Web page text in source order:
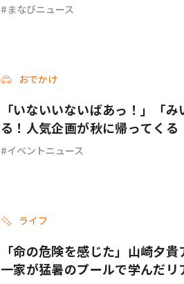
まなびニュース
おでかけ
「いないいないばあっ！」「
る！人気企画が秋に帰ってくる
イベントニュース
ライフ
「命の危険を感じた」山崎夕
一家が猛暑のプールで学んだリ